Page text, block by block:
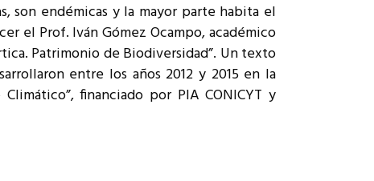
son endémicas y la mayor parte habita el
el Prof. Iván Gómez Ocampo, académico
Patrimonio de Biodiversidad”. Un texto
entre los años 2012 y 2015 en la
financiado por PIA CONICYT y